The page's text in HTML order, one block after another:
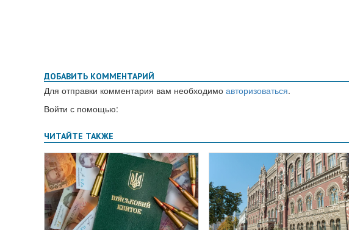
ДОБАВИТЬ КОММЕНТАРИЙ
Для отправки комментария вам необходимо авторизоваться.
Войти с помощью: